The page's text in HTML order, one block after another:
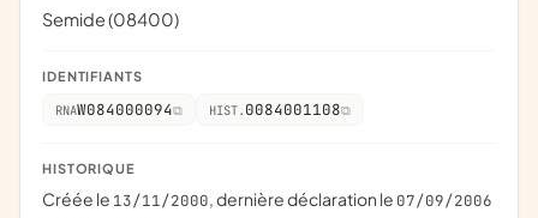
Semide (08400)
IDENTIFIANTS
RNAW084000094 HIST. 0084001108
HISTORIQUE
Créée le 13/11/2000, dernière déclaration le 07/09/2006